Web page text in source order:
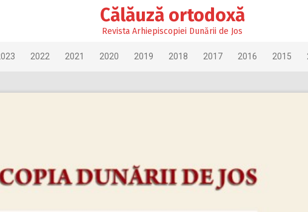
Călăuză ortodoxă
Revista Arhiepiscopiei Dunării de Jos
2022 2021 2020 2019 2018 2017 2016 2015